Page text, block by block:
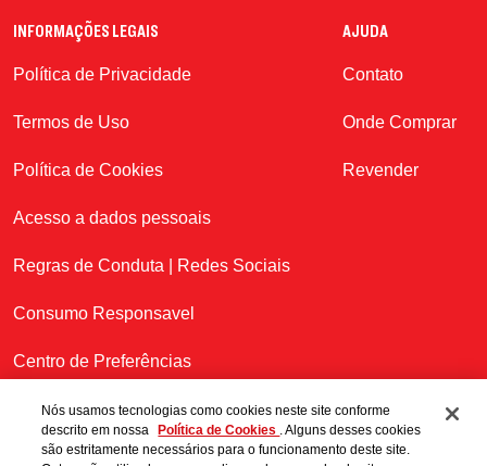
VOLTAR AO TOPO
INFORMAÇÕES LEGAIS
Política de Privacidade
Termos de Uso
Política de Cookies
Acesso a dados pessoais
Regras de Conduta | Redes Sociais
Consumo Responsavel
Centro de Preferências
AJUDA
Contato
Onde Comprar
Revender
SAC: 0800 888 1010
Nós usamos tecnologias como cookies neste site conforme
descrito em nossa
Política de Cookies
. Alguns desses cookies
são estritamente necessários para o funcionamento deste site.